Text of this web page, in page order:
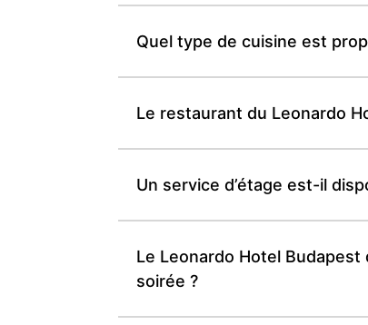
Quel type de cuisine est
Le restaurant du Leonardo
Un service d’étage est-il
Le Leonardo Hotel
soirée ?